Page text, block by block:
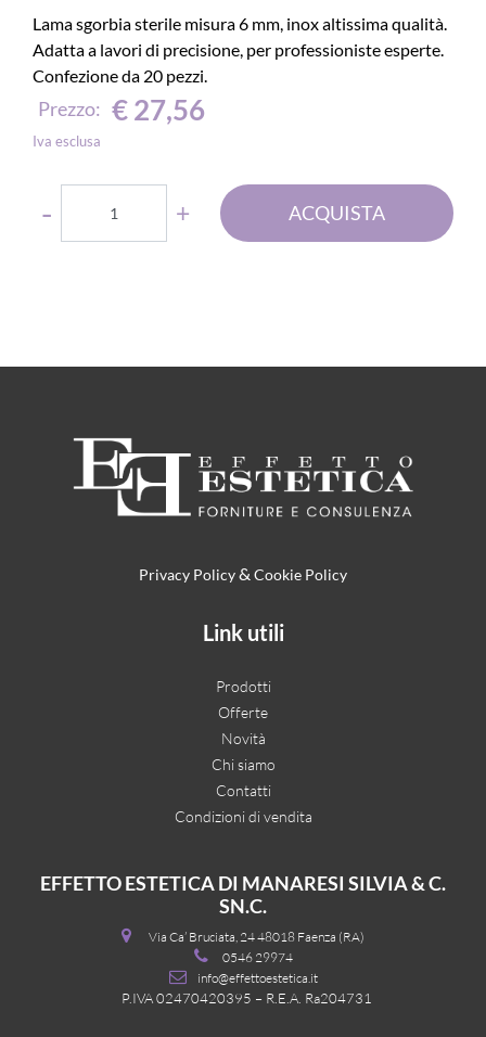
Lama sgorbia sterile misura 6 mm, inox altissima qualità.
Adatta a lavori di precisione, per professioniste esperte.
Confezione da 20 pezzi.
Prezzo: € 27,56
Iva esclusa
Quantità
ACQUISTA
Privacy Policy& Cookie Policy
Link utili
Prodotti
Offerte
Novità
Chi siamo
Contatti
Condizioni di vendita
EFFETTO ESTETICA DI MANARESI SILVIA & C.
SN.C.
Via Ca’ Bruciata, 24 48018 Faenza (RA)
0546 29974
info@effettoestetica.it
P.IVA 02470420395 – R.E.A. Ra204731